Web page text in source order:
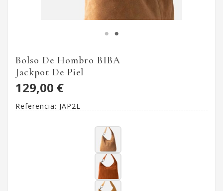
Bolso De Hombro BIBA
Jackpot De Piel
129,00 €
Referencia: JAP2L